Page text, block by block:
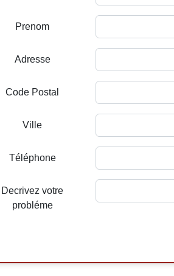
Prenom
Adresse
Code Postal
Ville
Téléphone
Decrivez votre
probléme